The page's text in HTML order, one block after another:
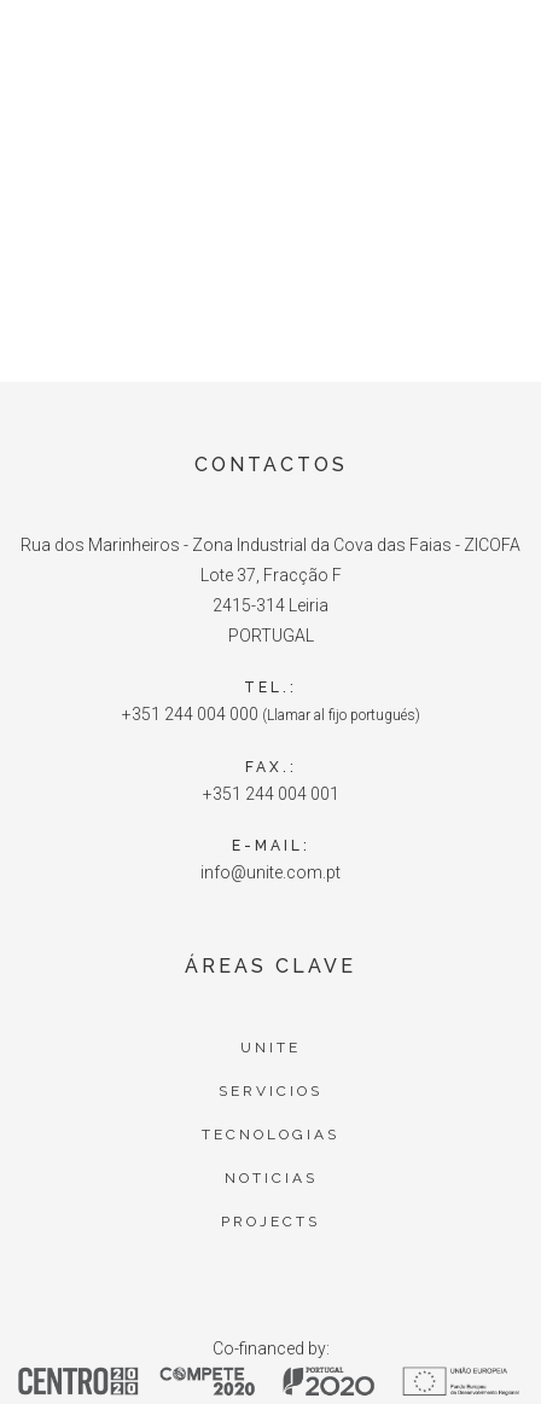
CONTACTOS
Rua dos Marinheiros - Zona Industrial da Cova das Faias - ZICOFA
Lote 37, Fracção F
2415-314 Leiria
PORTUGAL
TEL.:
+351 244 004 000 (Llamar al fijo portugués)
FAX.:
+351 244 004 001
E-MAIL:
info@unite.com.pt
ÁREAS CLAVE
UNITE
SERVICIOS
TECNOLOGIAS
NOTICIAS
PROJECTS
Co-financed by: